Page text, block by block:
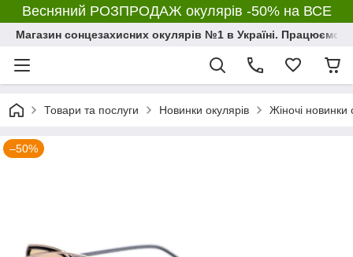
Весняний РОЗПРОДАЖ окулярів -50% на ВСЕ
Магазин сонцезахисних окулярів №1 в Україні. Працюємо з
Товари та послуги Новинки окулярів Жіночі новинки
–50%